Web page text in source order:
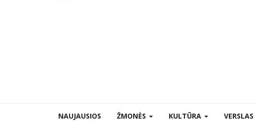
NAUJAUSIOS ŽMONĖS KULTŪRA VERSLAS